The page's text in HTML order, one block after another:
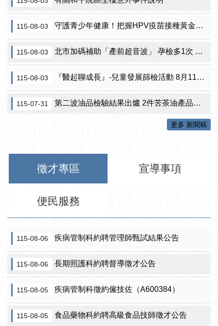
115-08-03 守護青少年健康！把握HPV疫苗接種黃金期 臺北市提供校園設站及98家合約院所接種服務
115-08-03 北市加碼補助「產前超音波」 孕檢多1次 準媽咪「超」安心！
115-08-03 『醫起聊成長』-兒童發展篩檢活動 8月11日北投區健康服務中心邀請家長做孩子最神氣的守護者！
115-07-31 第二波油品檢驗結果出爐 2件苦茶油產品苯駢芘超標 前已要求預防性下架
更多 新聞稿
徵才專區 宣導事項
便民服務
115-08-06 疾病管制科約聘管理師甄試結果公告
115-08-06 長期照護科約聘督導徵才公告
115-08-05 疾病管制科徵約僱技佐（A600384）
115-08-05 食品藥物科約聘高級食品技師徵才公告